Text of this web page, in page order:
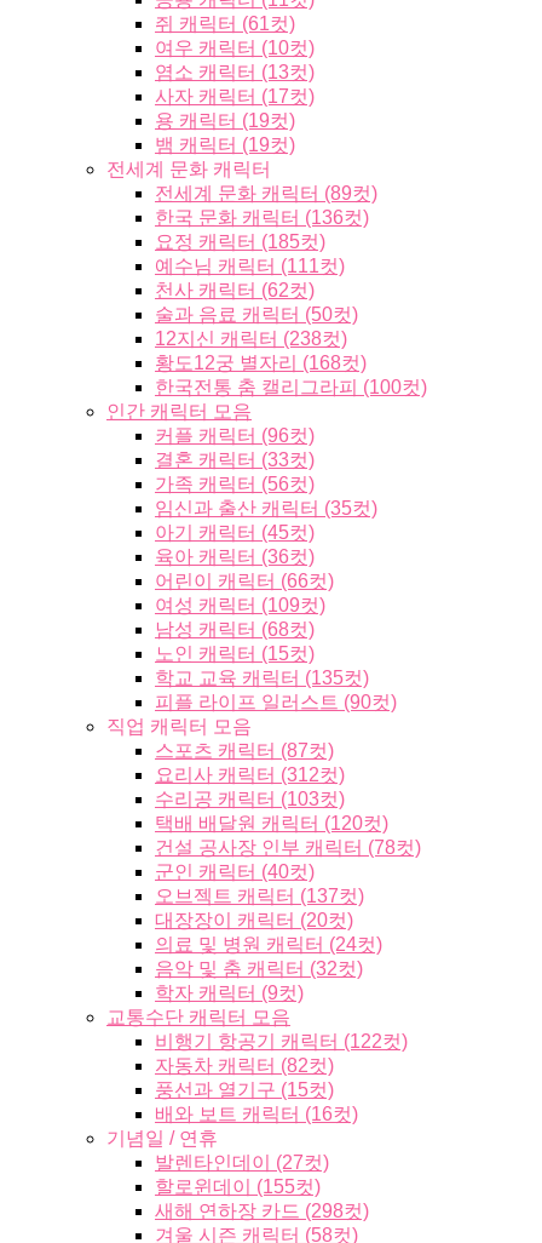
쥐 캐릭터 (61컷)
여우 캐릭터 (10컷)
염소 캐릭터 (13컷)
사자 캐릭터 (17컷)
용 캐릭터 (19컷)
뱀 캐릭터 (19컷)
전세계 문화 캐릭터
전세계 문화 캐릭터 (89컷)
한국 문화 캐릭터 (136컷)
요정 캐릭터 (185컷)
예수님 캐릭터 (111컷)
천사 캐릭터 (62컷)
술과 음료 캐릭터 (50컷)
12지신 캐릭터 (238컷)
황도12궁 별자리 (168컷)
한국전통 춤 캘리그라피 (100컷)
인간 캐릭터 모음
커플 캐릭터 (96컷)
결혼 캐릭터 (33컷)
가족 캐릭터 (56컷)
임신과 출산 캐릭터 (35컷)
아기 캐릭터 (45컷)
육아 캐릭터 (36컷)
어린이 캐릭터 (66컷)
여성 캐릭터 (109컷)
남성 캐릭터 (68컷)
노인 캐릭터 (15컷)
학교 교육 캐릭터 (135컷)
피플 라이프 일러스트 (90컷)
직업 캐릭터 모음
스포츠 캐릭터 (87컷)
요리사 캐릭터 (312컷)
수리공 캐릭터 (103컷)
택배 배달원 캐릭터 (120컷)
건설 공사장 인부 캐릭터 (78컷)
군인 캐릭터 (40컷)
오브젝트 캐릭터 (137컷)
대장장이 캐릭터 (20컷)
의료 및 병원 캐릭터 (24컷)
음악 및 춤 캐릭터 (32컷)
학자 캐릭터 (9컷)
교통수단 캐릭터 모음
비행기 항공기 캐릭터 (122컷)
자동차 캐릭터 (82컷)
풍선과 열기구 (15컷)
배와 보트 캐릭터 (16컷)
기념일 / 연휴
발렌타인데이 (27컷)
할로윈데이 (155컷)
새해 연하장 카드 (298컷)
겨울 시즌 캐릭터 (58컷)